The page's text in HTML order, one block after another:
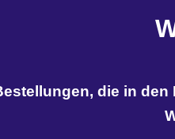
die in den